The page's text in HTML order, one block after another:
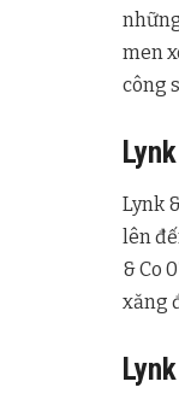
men
công
Lynk
lên
& Co
xăng